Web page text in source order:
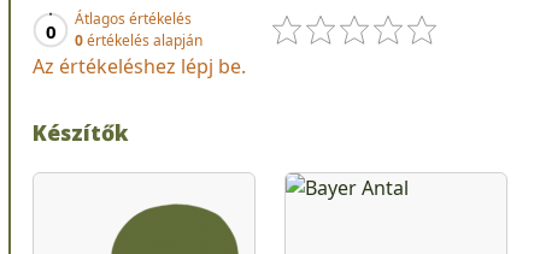
0
Átlagos értékelés
0értékelés alapján
Az értékeléshez lépj be.
Készítők